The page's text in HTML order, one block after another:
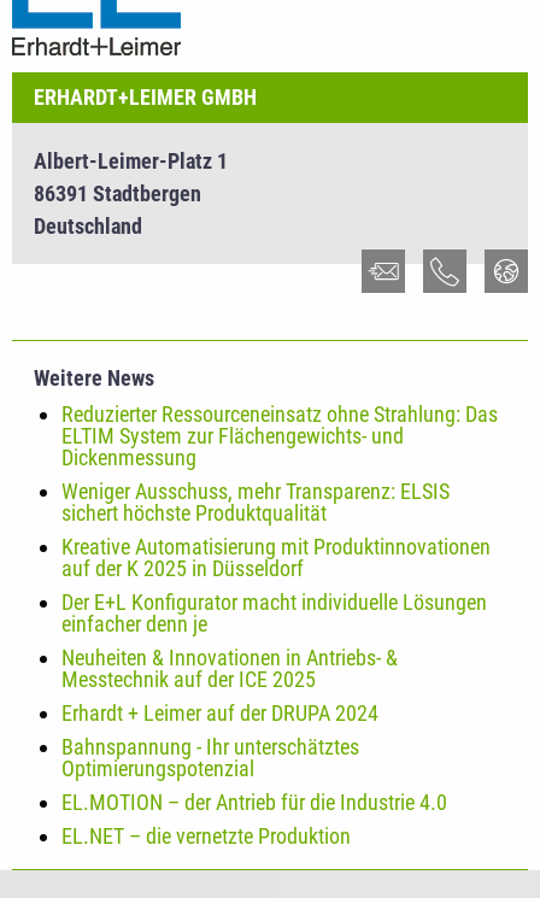
ERHARDT+LEIMER GMBH
Albert-Leimer-Platz 1
86391 Stadtbergen
Deutschland
Weitere News
Reduzierter Ressourceneinsatz ohne Strahlung: Das
ELTIM System zur Flächengewichts- und
Dickenmessung
Weniger Ausschuss, mehr Transparenz: ELSIS
sichert höchste Produktqualität
Kreative Automatisierung mit Produktinnovationen
auf der K 2025 in Düsseldorf
Der E+L Konfigurator macht individuelle Lösungen
einfacher denn je
Neuheiten & Innovationen in Antriebs- &
Messtechnik auf der ICE 2025
Erhardt + Leimer auf der DRUPA 2024
Bahnspannung - Ihr unterschätztes
Optimierungspotenzial
EL.MOTION – der Antrieb für die Industrie 4.0
EL.NET – die vernetzte Produktion